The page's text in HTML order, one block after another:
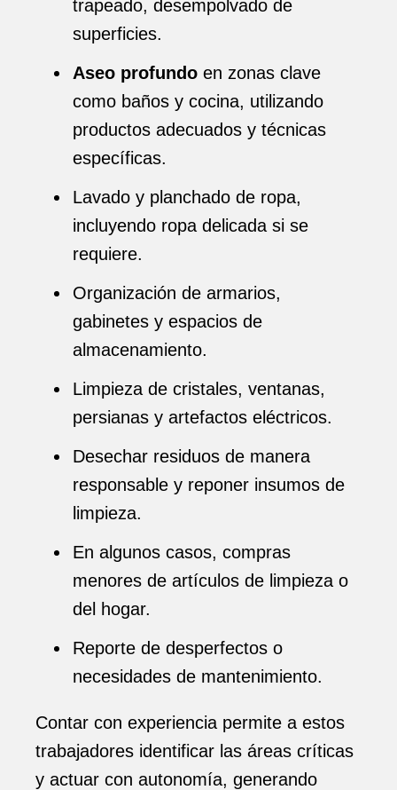
trapeado, desempolvado de
superficies.
Aseo profundo en zonas clave
como baños y cocina, utilizando
productos adecuados y técnicas
específicas.
Lavado y planchado de ropa,
incluyendo ropa delicada si se
requiere.
Organización de armarios,
gabinetes y espacios de
almacenamiento.
Limpieza de cristales, ventanas,
persianas y artefactos eléctricos.
Desechar residuos de manera
responsable y reponer insumos de
limpieza.
En algunos casos, compras
menores de artículos de limpieza o
del hogar.
Reporte de desperfectos o
necesidades de mantenimiento.
Contar con experiencia permite a estos
trabajadores identificar las áreas críticas
y actuar con autonomía, generando